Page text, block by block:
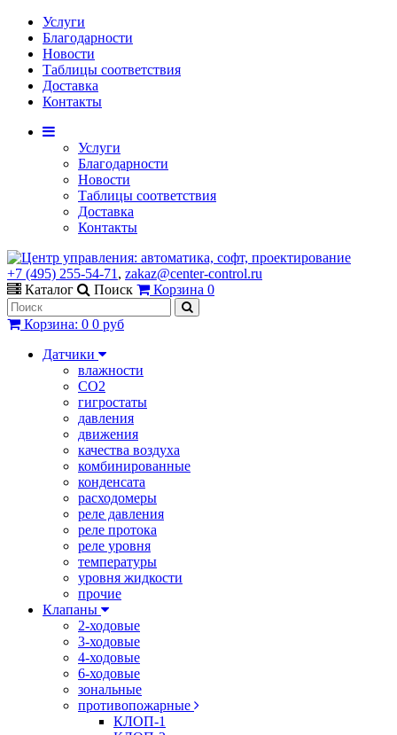
Услуги
Благодарности
Новости
Таблицы соответствия
Доставка
Контакты
Услуги
Благодарности
Новости
Таблицы соответствия
Доставка
Контакты
+7 (495) 255-54-71 , zakaz@center-control.ru
Каталог
Поиск Корзина 0
Корзина: 0 0 руб
Датчики
влажности
CO2
гигростаты
давления
движения
качества воздуха
комбинированные
конденсата
расходомеры
реле давления
реле протока
реле уровня
температуры
уровня жидкости
прочие
Клапаны
2-ходовые
3-ходовые
4-ходовые
6-ходовые
зональные
противопожарные
КЛОП-1